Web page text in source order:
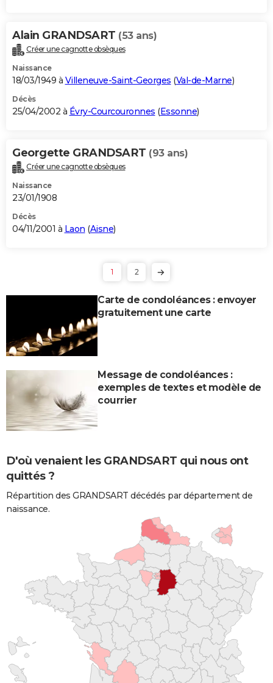
Alain GRANDSART (53 ans)
Créer une cagnotte obsèques
Naissance
18/03/1949 à Villeneuve-Saint-Georges (Val-de-Marne)
Décès
25/04/2002 à Évry-Courcouronnes (Essonne)
Georgette GRANDSART (93 ans)
Créer une cagnotte obsèques
Naissance
23/01/1908
Décès
04/11/2001 à Laon (Aisne)
1 2
Carte de condoléances : envoyer
gratuitement une carte
Message de condoléances :
exemples de textes et modèle de
courrier
D'où venaient les GRANDSART qui nous ont
quittés ?
Répartition des GRANDSART décédés par département de
naissance.